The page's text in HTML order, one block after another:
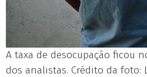
A taxa de desocupação ficou
dos analistas. Crédito da foto: